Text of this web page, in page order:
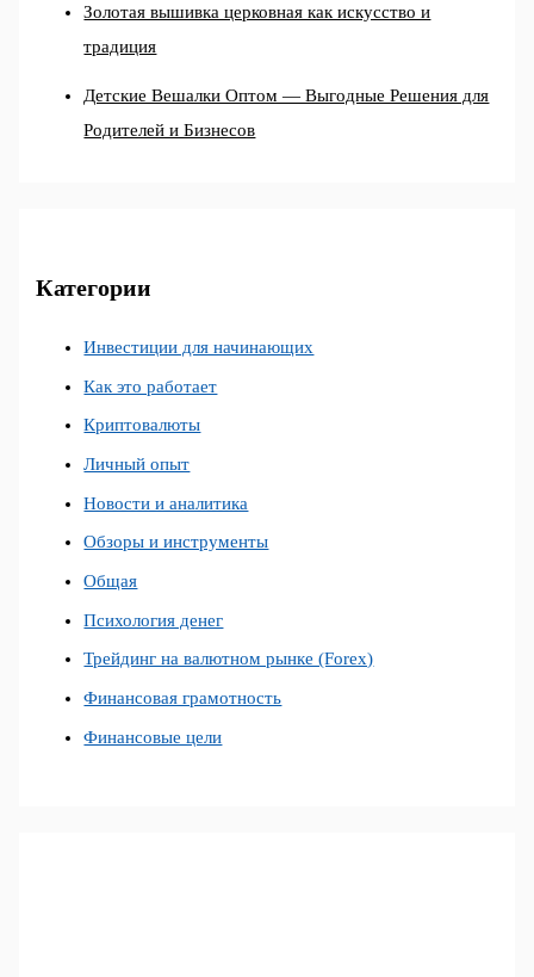
Золотая вышивка церковная как искусство и
традиция
Детские Вешалки Оптом — Выгодные Решения для
Родителей и Бизнесов
Категории
Инвестиции для начинающих
Как это работает
Криптовалюты
Личный опыт
Новости и аналитика
Обзоры и инструменты
Общая
Психология денег
Трейдинг на валютном рынке (Forex)
Финансовая грамотность
Финансовые цели